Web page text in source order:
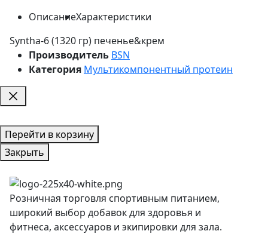
ОписаниеХарактеристики
Syntha-6 (1320 гр) печенье&крем
Производитель BSN
Категория Мультикомпонентный протеин
Перейти в корзину
Закрыть
Розничная торговля спортивным питанием,
широкий выбор добавок для здоровья и
фитнеса, аксессуаров и экипировки для зала.